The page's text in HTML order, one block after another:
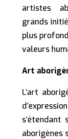
artistes
grands
plus
valeurs
Art
L’art
s’étendant
aborigènes